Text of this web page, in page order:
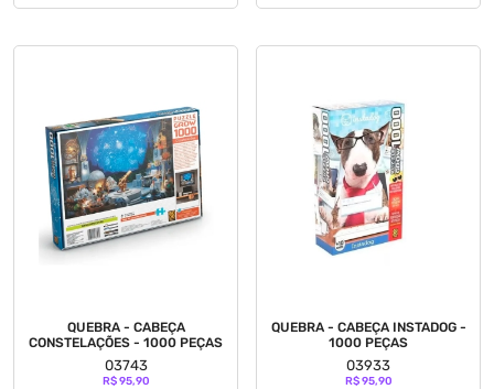
QUEBRA - CABEÇA
CONSTELAÇÕES - 1000 PEÇAS
03743
R$ 95,90
QUEBRA - CABEÇA INSTADOG -
1000 PEÇAS
03933
R$ 95,90